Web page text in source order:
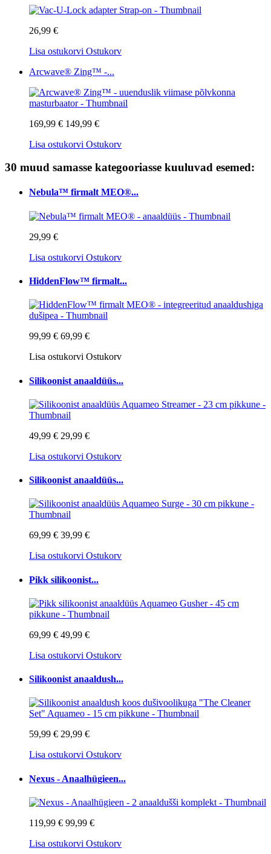
26,99 €
Lisa ostukorvi Ostukorv
Arcwave® Zing™ -...
169,99 € 149,99 €
Lisa ostukorvi Ostukorv
30 muud samasse kategooriasse kuuluvad esemed:
Nebula™ firmalt MEO®...
29,99 €
Lisa ostukorvi Ostukorv
HiddenFlow™ firmalt...
99,99 € 69,99 €
Lisa ostukorvi Ostukorv
Silikoonist anaaldüüs...
49,99 € 29,99 €
Lisa ostukorvi Ostukorv
Silikoonist anaaldüüs...
69,99 € 39,99 €
Lisa ostukorvi Ostukorv
Pikk silikoonist...
69,99 € 49,99 €
Lisa ostukorvi Ostukorv
Silikoonist anaaldush...
59,99 € 29,99 €
Lisa ostukorvi Ostukorv
Nexus - Anaalhügieen...
119,99 € 99,99 €
Lisa ostukorvi Ostukorv